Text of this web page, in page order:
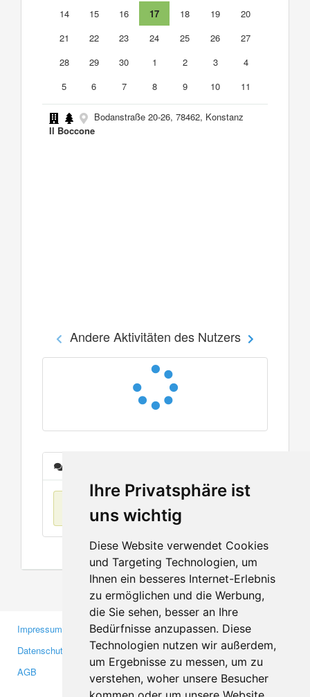
Ihre Privatsphäre ist
uns wichtig
Diese Website verwendet Cookies
und Targeting Technologien, um
Ihnen ein besseres Internet-Erlebnis
zu ermöglichen und die Werbung,
die Sie sehen, besser an Ihre
Bedürfnisse anzupassen. Diese
Technologien nutzen wir außerdem,
um Ergebnisse zu messen, um zu
verstehen, woher unsere Besucher
14
15 16 17 18 19
20
21
22 23 24 25 26
27
28
29 30 1 2 3
4
5
6 7 8 9 10 11
Bodanstraße 20-26, 78462, Konstanz
Il Boccone
Andere Aktivitäten des Nutzers
Keine Einträge
Impressum
Datenschutzerklärung
AGB
Gewerbetreibende
Investoren
Medien